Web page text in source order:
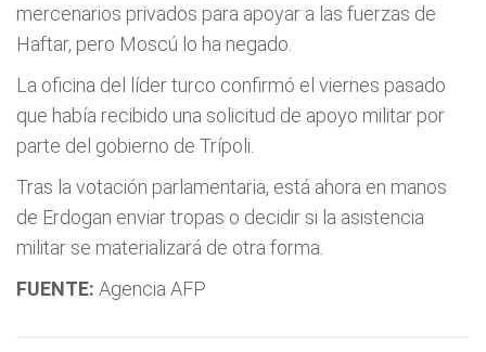
mercenarios privados para apoyar a las fuerzas de
Haftar, pero Moscú lo ha negado.
La oficina del líder turco confirmó el viernes pasado
que había recibido una solicitud de apoyo militar por
parte del gobierno de Trípoli.
Tras la votación parlamentaria, está ahora en manos
de Erdogan enviar tropas o decidir si la asistencia
militar se materializará de otra forma.
FUENTE: Agencia AFP